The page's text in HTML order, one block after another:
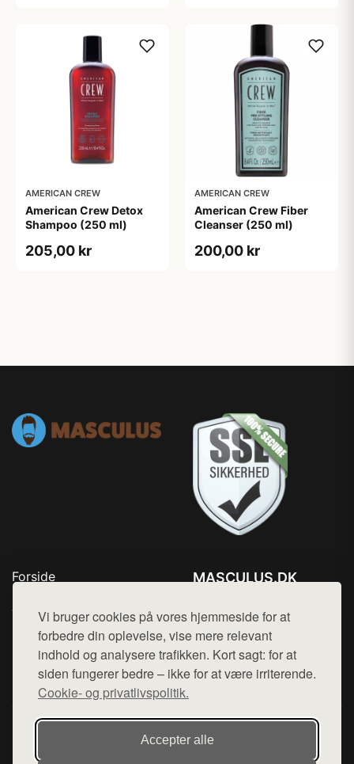
Vi bruger cookies på vores hjemmeside for at
forbedre din oplevelse, vise mere relevant
indhold og analysere trafikken. Kort sagt: for at
siden fungerer bedre – ikke for at være irriterende.
Cookie- og privatlivspolitik.
Accepter alle
AMERICAN CREW
American Crew Detox
Shampoo (250 ml)
205,00 kr
AMERICAN CREW
American Crew Fiber
Cleanser (250 ml)
200,00 kr
Forside
Top Rabatter
Kontakt
MASCULUS.DK
Mail: hej@want.dk
Cookie- og privatlivspolitik
Denne side er en del af want.dk, der udgiver en række
hjemmesider med præsentation af forskellige produkter fra